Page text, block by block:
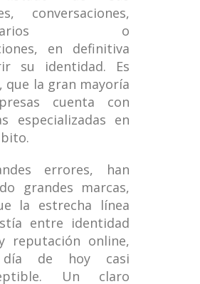
conversaciones,
o
en definitiva
su identidad. Es
que la gran mayoría
cuenta con
especializadas en
errores, han
grandes marcas,
la estrecha línea
entre identidad
reputación online,
de hoy casi
Un claro